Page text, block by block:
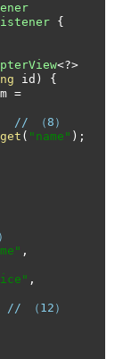
{
<?>
id )
{
=
// （8）
get ( "name" );
,
,
// （12）